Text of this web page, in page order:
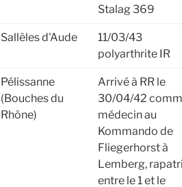
Stalag 369
Sallèles d'Aude
11/03/43
polyarthrite IR
Pélissanne
(Bouches du
Rhône)
Arrivé à RR le
30/04/42
médecin au
Kommando de
Fliegerhorst à
Lemberg,
entre le 1 et le